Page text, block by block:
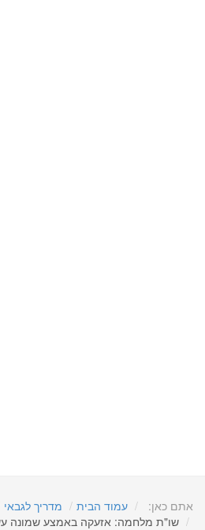
אתם כאן: עמוד הבית מדריך לגבאי
שו"ת מלחמה: אזעקה באמצע שמונה